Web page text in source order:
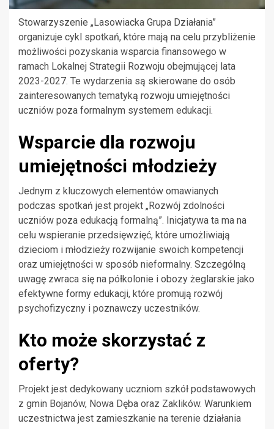
Stowarzyszenie „Lasowiacka Grupa Działania”
organizuje cykl spotkań, które mają na celu przybliżenie
możliwości pozyskania wsparcia finansowego w
ramach Lokalnej Strategii Rozwoju obejmującej lata
2023-2027. Te wydarzenia są skierowane do osób
zainteresowanych tematyką rozwoju umiejętności
uczniów poza formalnym systemem edukacji.
Wsparcie dla rozwoju
umiejętności młodzieży
Jednym z kluczowych elementów omawianych
podczas spotkań jest projekt „Rozwój zdolności
uczniów poza edukacją formalną”. Inicjatywa ta ma na
celu wspieranie przedsięwzięć, które umożliwiają
dzieciom i młodzieży rozwijanie swoich kompetencji
oraz umiejętności w sposób nieformalny. Szczególną
uwagę zwraca się na półkolonie i obozy żeglarskie jako
efektywne formy edukacji, które promują rozwój
psychofizyczny i poznawczy uczestników.
Kto może skorzystać z
oferty?
Projekt jest dedykowany uczniom szkół podstawowych
z gmin Bojanów, Nowa Dęba oraz Zaklików. Warunkiem
uczestnictwa jest zamieszkanie na terenie działania